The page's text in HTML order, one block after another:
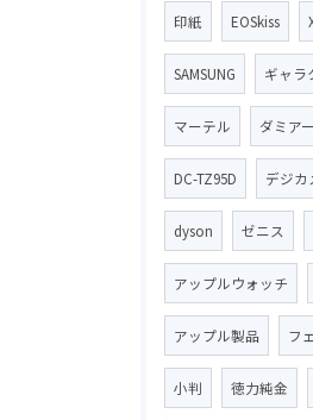
印紙 EOSkiss
SAMSUNG ギャラ
マーテル ダミア
DC-TZ95D デジカ
dyson ゼニス
アップルウォッチ
アップル製品 フ
小判 徳力純金